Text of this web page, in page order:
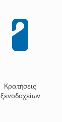
Κρατήσεις
ξενοδοχείων